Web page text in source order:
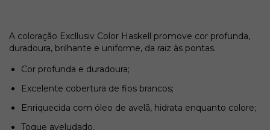
A coloração Excllusiv Color Haskell promove cor profunda,
duradoura, brilhante e uniforme, da raiz às pontas.
Cor profunda e duradoura;
Excelente cobertura de fios brancos;
Enriquecida com óleo de avelã, hidrata enquanto colore;
Toque aveludado.